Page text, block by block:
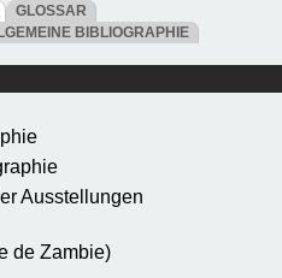
GLOSSAR
BIBLIOGRAPHIE